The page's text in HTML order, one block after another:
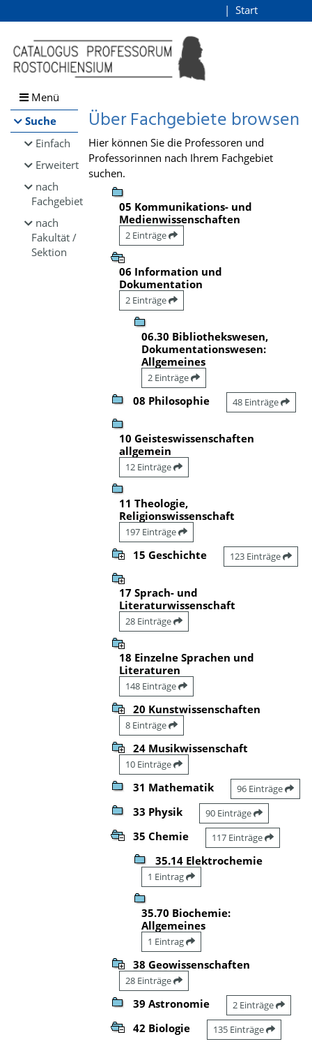
Browsen
direkt zum Inhalt
Start
Menü
Suche
Einfach
Erweitert
nach
Fachgebiet
nach
Fakultät /
Sektion
Über Fachgebiete browsen
Hier können Sie die Professoren und
Professorinnen nach Ihrem Fachgebiet
suchen.
05 Kommunikations- und
Medienwissenschaften
2 Einträge
06 Information und
Dokumentation
2 Einträge
06.30 Bibliothekswesen,
Dokumentationswesen:
Allgemeines
2 Einträge
08 Philosophie 48 Einträge
10 Geisteswissenschaften
allgemein
12 Einträge
11 Theologie,
Religionswissenschaft
197 Einträge
15 Geschichte 123 Einträge
17 Sprach- und
Literaturwissenschaft
28 Einträge
18 Einzelne Sprachen und
Literaturen
148 Einträge
20 Kunstwissenschaften
8 Einträge
24 Musikwissenschaft
10 Einträge
31 Mathematik 96 Einträge
33 Physik 90 Einträge
35 Chemie 117 Einträge
35.14 Elektrochemie
1 Eintrag
35.70 Biochemie:
Allgemeines
1 Eintrag
38 Geowissenschaften
28 Einträge
39 Astronomie 2 Einträge
42 Biologie 135 Einträge